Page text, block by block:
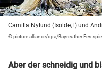
Camilla Nylund (Isolde, l) und
© picture alliance/dpa/Bayreuther
Aber der schneidig und